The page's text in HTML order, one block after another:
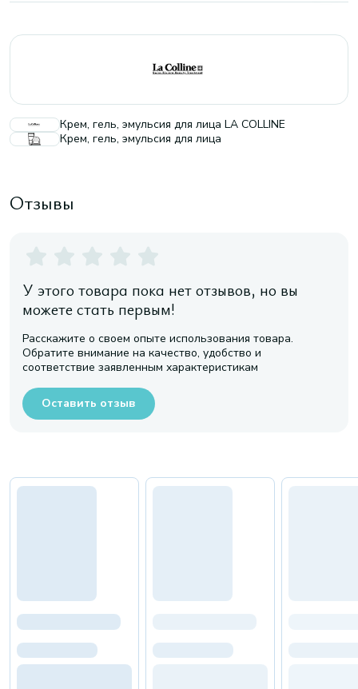
Крем, гель, эмульсия для лица LA COLLINE
Крем, гель, эмульсия для лица
Отзывы
У этого товара пока нет отзывов, но вы
можете стать первым!
Расскажите о своем опыте использования товара.
Обратите внимание на качество, удобство и
соответствие заявленным характеристикам
Оставить отзыв